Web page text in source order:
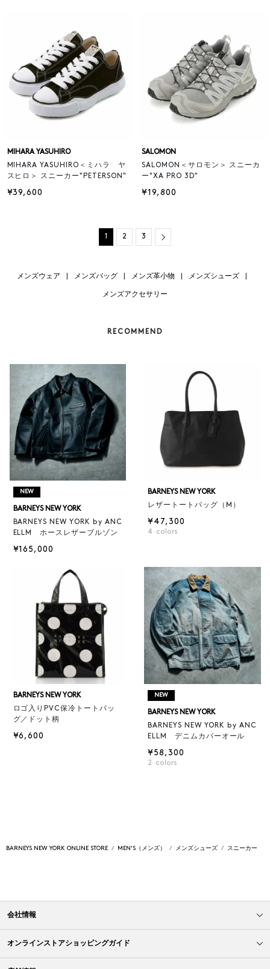
MIHARA YASUHIRO
MIHARA YASUHIRO＜ミハラ ヤ
スヒロ＞ スニーカー"PETERSON"
¥39,600
SALOMON
SALOMON＜サロモン＞ スニーカ
ー"XA PRO 3D"
¥19,800
1 2 3
メンズウェア メンズバッグ メンズ革小物 メンズシューズ
メンズアクセサリー
RECOMMEND
NEW
BARNEYS NEW YORK
BARNEYS NEW YORK by ANC
ELLM ホースレザーブルゾン
¥165,000
BARNEYS NEW YORK
レザートートバッグ（M）
¥47,300
4 colors
BARNEYS NEW YORK
ロゴ入りPVC保冷トートバッ
グ／ドット柄
¥6,600
NEW
BARNEYS NEW YORK
BARNEYS NEW YORK by ANC
ELLM デニムカバーオール
¥58,300
2 colors
BARNEYS NEW YORK ONLINE STORE MEN'S（メンズ） メンズシューズ スニーカー
会社情報
オンラインストアショッピングガイド